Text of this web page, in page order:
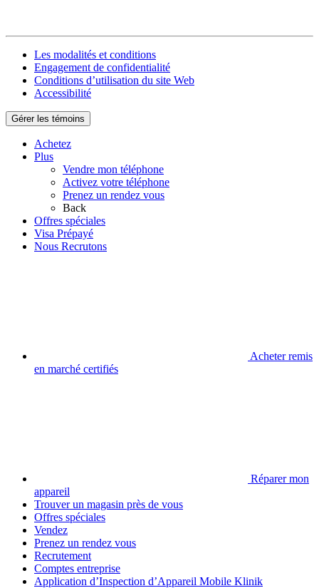
Les modalités et conditions
Engagement de confidentialité
Conditions d’utilisation du site Web
Accessibilité
Gérer les témoins
Achetez
Plus
Vendre mon téléphone
Activez votre téléphone
Prenez un rendez vous
Back
Offres spéciales
Visa Prépayé
Nous Recrutons
Acheter remis
en marché certifiés
Réparer mon
appareil
Trouver un magasin près de vous
Offres spéciales
Vendez
Prenez un rendez vous
Recrutement
Comptes entreprise
Application d’Inspection d’Appareil Mobile Klinik